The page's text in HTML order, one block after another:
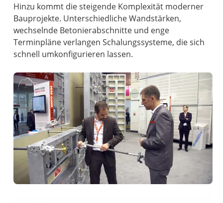
Hinzu kommt die steigende Komplexität moderner
Bauprojekte. Unterschiedliche Wandstärken,
wechselnde Betonierabschnitte und enge
Terminpläne verlangen Schalungssysteme, die sich
schnell umkonfigurieren lassen.